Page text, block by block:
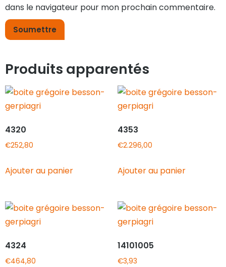
dans le navigateur pour mon prochain commentaire.
Produits apparentés
4320
€252,80
Ajouter au panier
4353
€2.296,00
Ajouter au panier
4324
€464,80
14101005
€3,93